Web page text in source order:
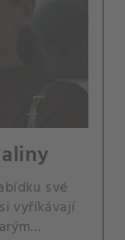
své
vyříkávají